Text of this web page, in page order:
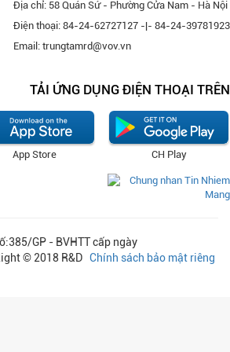
Địa chỉ: 58 Quán Sứ - Phường Cửa Nam - Hà Nội
Điện thoại: 84-24-62727127 -|- 84-24-39781923
Email: trungtamrd@vov.vn
TẢI ỨNG DỤNG ĐIỆN THOẠI TRÊN
CH Play
App Store
GP - BVHTT cấp ngày
© 2018 R&D Chính sách bảo mật riêng